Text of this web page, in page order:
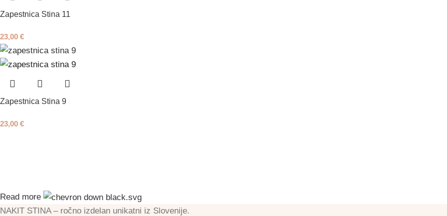
Zapestnica Stina 11
23,00 €
Zapestnica Stina 9
23,00 €
Read more
NAKIT STINA – ročno izdelan unikatni iz Slovenije.